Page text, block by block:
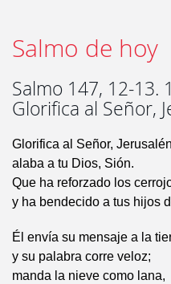
Salmo de hoy
Salmo 147, 12-13.
Glorifica al Señor,
Glorifica al Señor,
alaba a tu Dios, Sión.
Que ha reforzado los
y ha bendecido a tus hijos
Él envía su mensaje a la
y su palabra corre veloz;
manda la nieve como lana,